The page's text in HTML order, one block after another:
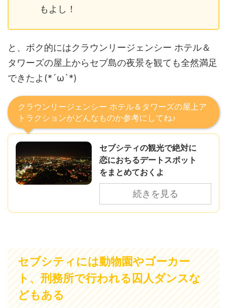
もよし！
と、ボク的にはクラウンリージェンシー ホテル＆
タワーズの屋上からセブ島の夜景を観ても全然満足
できたよ(*´ω`*)
クラウンリージェンシー ホテル＆タワーズの屋上ア
トラクションがどんなものか参考にしてね♪
セブシティの観光で絶対に
恋におちるデートスポット
をまとめておくよ
続きを見る
セブシティには動物園やゴーカー
ト、刑務所で行われる囚人ダンスな
どもある